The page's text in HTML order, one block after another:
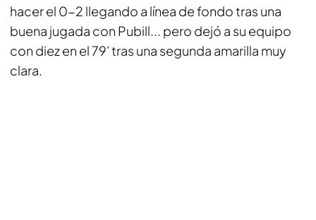
hacer el 0-2 llegando a línea de fondo tras una
buena jugada con Pubill... pero dejó a su equipo
con diez en el 79' tras una segunda amarilla muy
clara.